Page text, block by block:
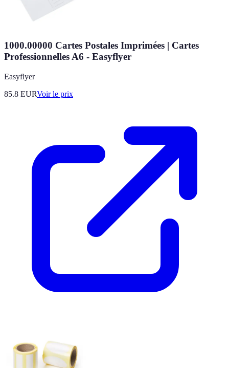
1000.00000 Cartes Postales Imprimées | Cartes
Professionnelles A6 - Easyflyer
Easyflyer
85.8 EURVoir le prix